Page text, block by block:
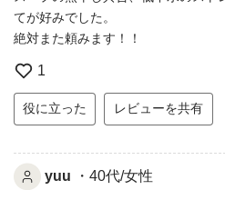
てが好みでした。
絶対また頼みます！！
1
役に立った レビューを共有
yuu ・40代/女性